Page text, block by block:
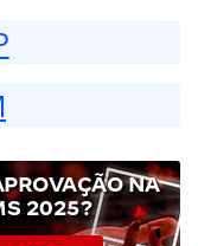
NA
2025?